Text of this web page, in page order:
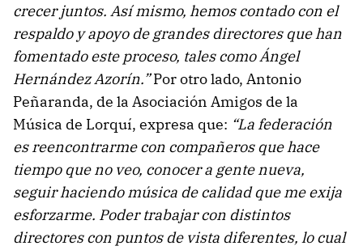
crecer juntos. Así mismo, hemos contado con el
respaldo y apoyo de grandes directores que han
fomentado este proceso, tales como Ángel
Hernández Azorín.”Por otro lado, Antonio
Peñaranda, de la Asociación Amigos de la
Música de Lorquí, expresa que: “La federación
es reencontrarme con compañeros que hace
tiempo que no veo, conocer a gente nueva,
seguir haciendo música de calidad que me exija
esforzarme. Poder trabajar con distintos
directores con puntos de vista diferentes, lo cual